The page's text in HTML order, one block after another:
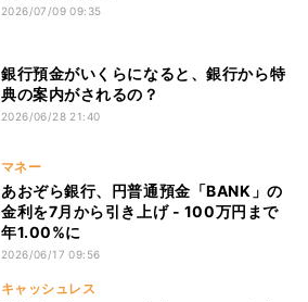
2026/07/09 09:35
銀行預金がいくらになると、銀行から特
典の案内がされるの？
2026/06/28 21:40
マネー
あおぞら銀行、円普通預金「BANK」の
金利を7月から引き上げ - 100万円まで
年1.00%に
2026/06/17 09:56
キャッシュレス